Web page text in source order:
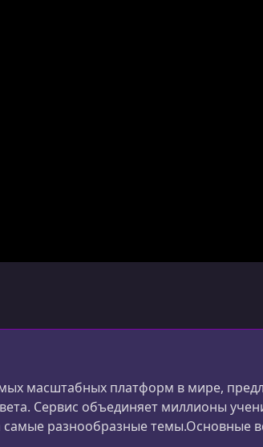
масштабных платформ в мире,
Сервис объединяет миллионы
самые разнообразные